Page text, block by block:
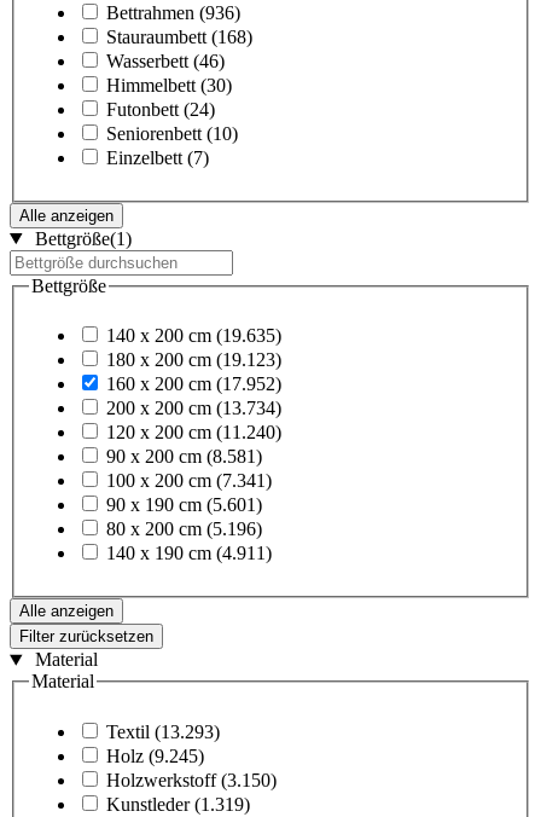
Bettrahmen (936)
Stauraumbett (168)
Wasserbett (46)
Himmelbett (30)
Futonbett (24)
Seniorenbett (10)
Einzelbett (7)
Alle anzeigen
Bettgröße(1)
Bettgröße
140 x 200 cm (19.635)
180 x 200 cm (19.123)
160 x 200 cm (17.952)
200 x 200 cm (13.734)
120 x 200 cm (11.240)
90 x 200 cm (8.581)
100 x 200 cm (7.341)
90 x 190 cm (5.601)
80 x 200 cm (5.196)
140 x 190 cm (4.911)
Alle anzeigen
Filter zurücksetzen
Material
Material
Textil (13.293)
Holz (9.245)
Holzwerkstoff (3.150)
Kunstleder (1.319)